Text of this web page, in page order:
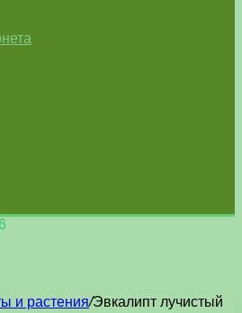
и растения/Эвкалипт лучистый